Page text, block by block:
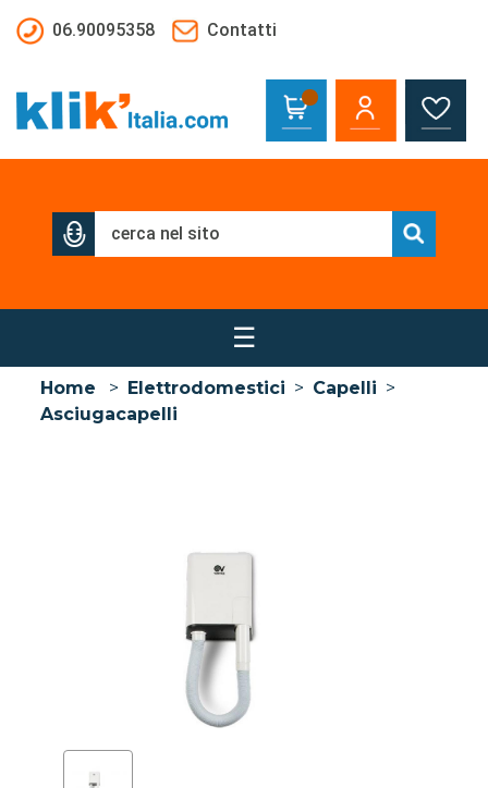
06.90095358
Contatti
☰
Home > Elettrodomestici > Capelli >
Asciugacapelli